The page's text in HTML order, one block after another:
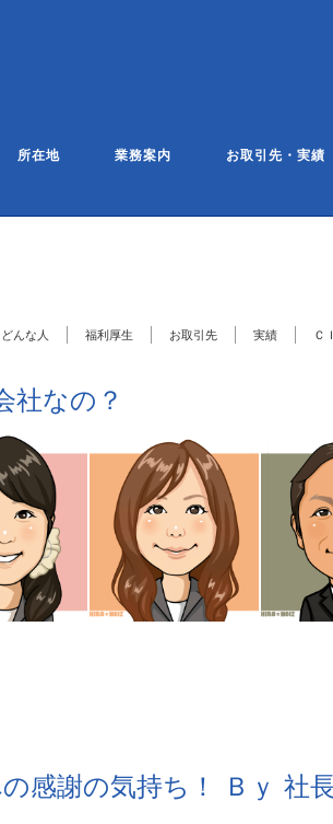
所在地 業務案内 お取引先・実績
んな人 福利厚生 お取引先 実績
Ｃ
なの？
感謝の気持ち！ Ｂｙ 社